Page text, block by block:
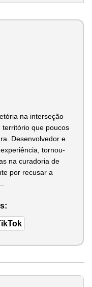
na interseção
que poucos
Desenvolvedor e
tornou-
na curadoria de
por recusar a